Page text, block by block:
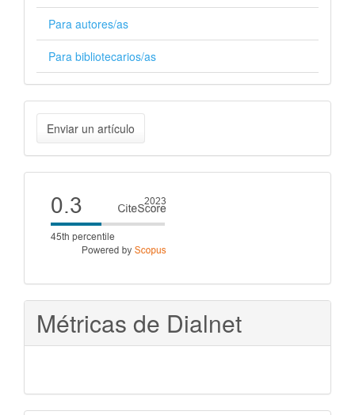
Para autores/as
Para bibliotecarios/as
Enviar
un
artículo
Enviar un artículo
Cite
score
Métricas de Dialnet